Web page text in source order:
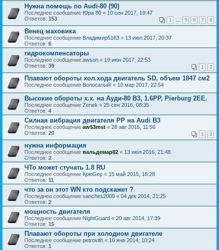
Нужна помощь по Audi-80 (90)
Последнее сообщение Юра 80 « 10 сен 2017, 19:47
Ответов: 153 1 ... 5 6 7 8
Венец маховика
Последнее сообщение Владимир5163 « 13 июл 2017, 20:37
Ответов: 6
гидрокомпенсаторы
Последнее сообщение awson « 19 июн 2017, 22:53
Ответов: 39 1 2
Плавают обороты хол.хода двигатель SD, объем 1847 см2
Последнее сообщение Волосатый! « 10 мар 2017, 22:54
Высокие обороты х.х. на Ауди-80 B3, 1.6PP, Pierburg 2EE.
Последнее сообщение Zenek « 25 сен 2016, 08:35
Ответов: 4
Силная вибрация двигателя PP на Audi B3
Последнее сообщение aw53mst « 28 авг 2016, 11:56
Ответов: 20 1 2
нужна информация
Последнее сообщение вальдемар82 « 13 июл 2016, 21:48
Ответов: 2
ЧТо может стучать 1.8 RU
Последнее сообщение КрюGер « 15 май 2015, 18:28
Ответов: 11
что за он этот WN кто подскажет ?
Последнее сообщение sanches2009 « 04 дек 2014, 21:25
Ответов: 2
мощность двигателя
Последнее сообщение NightGuard « 20 авг 2014, 17:39
Ответов: 15
Плавают обороты при холодном двигателе
Последнее сообщение petrovith « 10 янв 2014, 10:24
Ответов: 1